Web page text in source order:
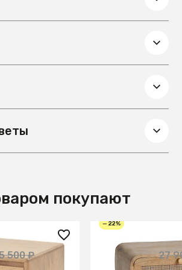
покупают
500 ₽
— 22%
21 900 ₽
27